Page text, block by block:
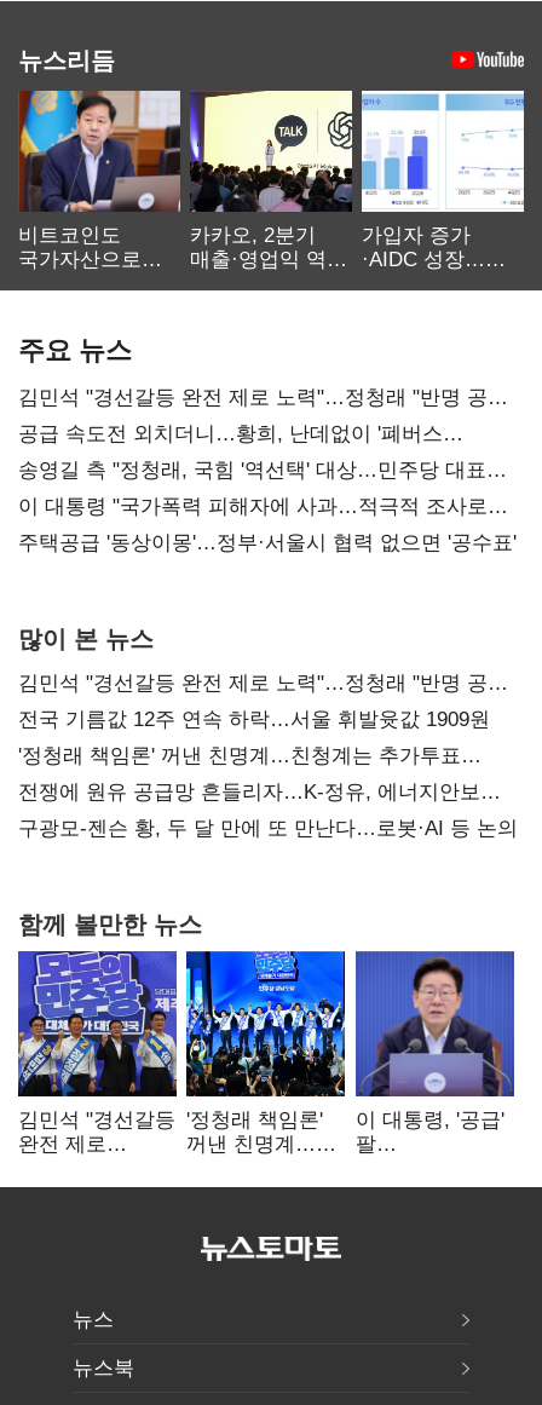
뉴스리듬
비트코인도
국가자산으로…'
카카오, 2분기
매출·영업익 역대
가입자 증가
·AIDC 성장…
주요 뉴스
김민석 "경선갈등 완전 제로 노력"…정청래 "반명 공세
사과부터"
공급 속도전 외치더니…황희, 난데없이 '폐버스
리모델링' 제안
송영길 측 "정청래, 국힘 '역선택' 대상…민주당 대표로
총선 지휘 못해"
이 대통령 "국가폭력 피해자에 사과…적극적 조사로
진실 밝혀야"
주택공급 '동상이몽'…정부·서울시 협력 없으면 '공수표'
많이 본 뉴스
김민석 "경선갈등 완전 제로 노력"…정청래 "반명 공세
사과부터"
전국 기름값 12주 연속 하락…서울 휘발윳값 1909원
'정청래 책임론' 꺼낸 친명계…친청계는 추가투표
때리기
전쟁에 원유 공급망 흔들리자…K-정유, 에너지안보
핵심으로 재부상
구광모-젠슨 황, 두 달 만에 또 만난다…로봇·AI 등 논의
함께 볼만한 뉴스
김민석 "경선갈등
완전 제로
"반명 공세
'정청래 책임론'
꺼낸 친명계…
추가투표 때리기
이 대통령, '공급'
팔
여 내부선
뉴스
뉴스북